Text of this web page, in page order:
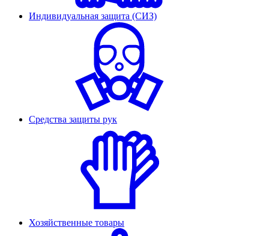
Индивидуальная защита (СИЗ)
Средства защиты рук
Хозяйственные товары